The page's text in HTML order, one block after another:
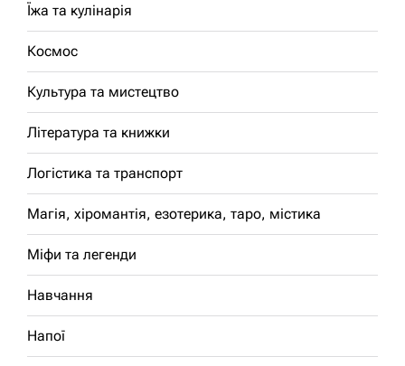
Їжа та кулінарія
Космос
Культура та мистецтво
Література та книжки
Логістика та транспорт
Магія, хіромантія, езотерика, таро, містика
Міфи та легенди
Навчання
Напої